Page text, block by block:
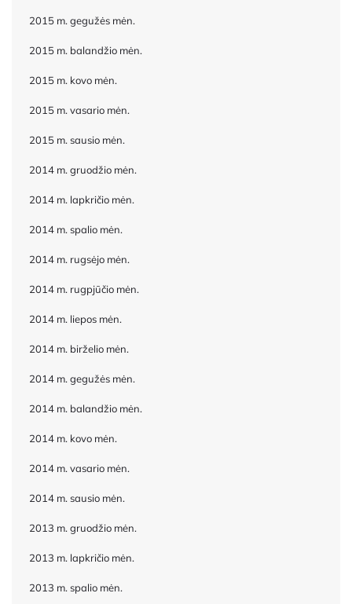
2015 m. gegužės mėn.
2015 m. balandžio mėn.
2015 m. kovo mėn.
2015 m. vasario mėn.
2015 m. sausio mėn.
2014 m. gruodžio mėn.
2014 m. lapkričio mėn.
2014 m. spalio mėn.
2014 m. rugsėjo mėn.
2014 m. rugpjūčio mėn.
2014 m. liepos mėn.
2014 m. birželio mėn.
2014 m. gegužės mėn.
2014 m. balandžio mėn.
2014 m. kovo mėn.
2014 m. vasario mėn.
2014 m. sausio mėn.
2013 m. gruodžio mėn.
2013 m. lapkričio mėn.
2013 m. spalio mėn.